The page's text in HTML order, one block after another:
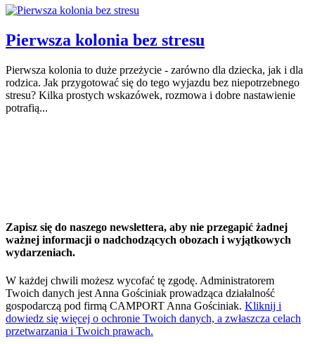
Pierwsza kolonia bez stresu
Pierwsza kolonia to duże przeżycie - zarówno dla dziecka, jak i dla
rodzica. Jak przygotować się do tego wyjazdu bez niepotrzebnego
stresu? Kilka prostych wskazówek, rozmowa i dobre nastawienie
potrafią...
Zapisz się do naszego newslettera, aby nie przegapić żadnej
ważnej informacji o nadchodzących obozach i wyjątkowych
wydarzeniach.
W każdej chwili możesz wycofać tę zgodę. Administratorem
Twoich danych jest Anna Gościniak prowadząca działalność
gospodarczą pod firmą CAMPORT Anna Gościniak. Kliknij i
dowiedz się więcej o ochronie Twoich danych, a zwłaszcza celach
przetwarzania i Twoich prawach.